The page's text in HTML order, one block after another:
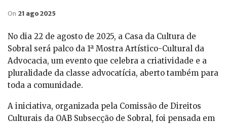
On 21 ago 2025
No dia 22 de agosto de 2025, a Casa da Cultura de
Sobral será palco da 1ª Mostra Artístico-Cultural da
Advocacia, um evento que celebra a criatividade e a
pluralidade da classe advocatícia, aberto também para
toda a comunidade.
A iniciativa, organizada pela Comissão de Direitos
Culturais da OAB Subsecção de Sobral, foi pensada em